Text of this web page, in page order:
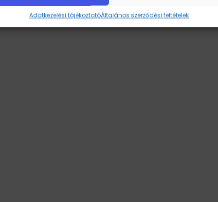
Adatkezelési tájékoztatóÁltalános szerződési feltételek